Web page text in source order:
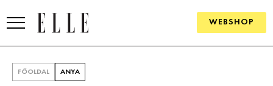
WEBSHOP
FŐOLDAL ANYA